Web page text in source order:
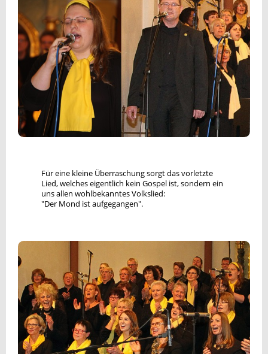
Für eine kleine Überraschung sorgt das vorletzte
Lied, welches eigentlich kein Gospel ist, sondern ein
uns allen wohlbekanntes Volkslied:
"Der Mond ist aufgegangen".